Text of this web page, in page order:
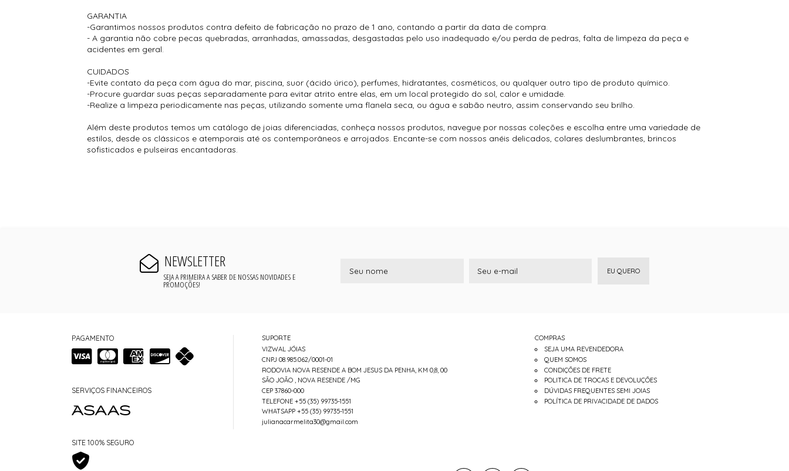
GARANTIA
-Garantimos nossos produtos contra defeito de fabricação no prazo de 1 ano, contando a partir da data de compra.
- A garantia não cobre pecas quebradas, arranhadas, amassadas, desgastadas pelo uso inadequado e/ou perda de pedras, falta de limpeza da peça e
acidentes em geral.
CUIDADOS
-Evite contato da peça com água do mar, piscina, suor (ácido úrico), perfumes, hidratantes, cosméticos, ou qualquer outro tipo de produto químico.
-Procure guardar suas peças separadamente para evitar atrito entre elas, em um local protegido do sol, calor e umidade.
-Realize a limpeza periodicamente nas peças, utilizando somente uma flanela seca, ou água e sabão neutro, assim conservando seu brilho.
Além deste produtos temos um catálogo de joias diferenciadas, conheça nossos produtos, navegue por nossas coleções e escolha entre uma variedade de
estilos, desde os clássicos e atemporais até os contemporâneos e arrojados. Encante-se com nossos anéis delicados, colares deslumbrantes, brincos
sofisticados e pulseiras encantadoras.
NEWSLETTER
SEJA A PRIMEIRA A SABER DE NOSSAS NOVIDADES E
PROMOÇÕES!
EU QUERO
PAGAMENTO
SERVIÇOS FINANCEIROS
SITE 100% SEGURO
SUPORTE
VIZWAL JÓIAS
CNPJ 08.985.062/0001-01
RODOVIA NOVA RESENDE A BOM JESUS DA PENHA, KM 0,8, 00
SÃO JOÃO , NOVA RESENDE /MG
CEP 37860-000
TELEFONE +55 (35) 99735-1551
WHATSAPP +55 (35) 99735-1551
julianacarmelita30@gmail.com
COMPRAS
SEJA UMA REVENDEDORA
QUEM SOMOS
CONDIÇÕES DE FRETE
POLITICA DE TROCAS E DEVOLUÇÕES
DÚVIDAS FREQUENTES SEMI JOIAS
POLÍTICA DE PRIVACIDADE DE DADOS